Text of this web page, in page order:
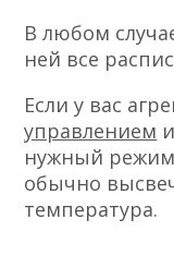
В любом
ней все
Если у вас
управлением
нужный режим
обычно
температура.